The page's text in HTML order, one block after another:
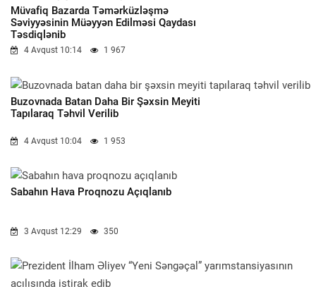
Müvafiq Bazarda Təmərküzləşmə
Səviyyəsinin Müəyyən Edilməsi Qaydası
Təsdiqlənib
4 Avqust 10:14 1 967
Buzovnada Batan Daha Bir Şəxsin Meyiti
Tapılaraq Təhvil Verilib
4 Avqust 10:04 1 953
Sabahın Hava Proqnozu Açıqlanıb
3 Avqust 12:29 350